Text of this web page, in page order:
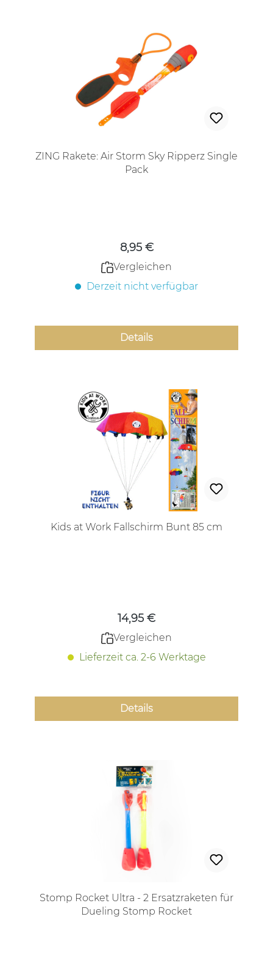
ZING Rakete: Air Storm Sky Ripperz Single
Pack
8,95 €
Vergleichen
Derzeit nicht verfügbar
Details
Kids at Work Fallschirm Bunt 85 cm
14,95 €
Vergleichen
Lieferzeit ca. 2-6 Werktage
Details
Stomp Rocket Ultra - 2 Ersatzraketen für
Dueling Stomp Rocket